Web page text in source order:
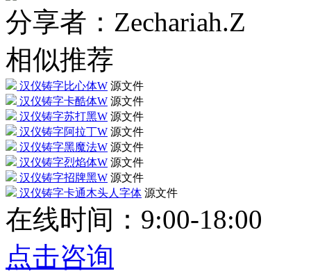
分享者：Zechariah.Z
相似推荐
汉仪铸字比心体W 源文件
汉仪铸字卡酷体W 源文件
汉仪铸字苏打黑W 源文件
汉仪铸字阿拉丁W 源文件
汉仪铸字黑魔法W 源文件
汉仪铸字烈焰体W 源文件
汉仪铸字招牌黑W 源文件
汉仪铸字卡通木头人字体 源文件
在线时间：9:00-18:00
点击咨询